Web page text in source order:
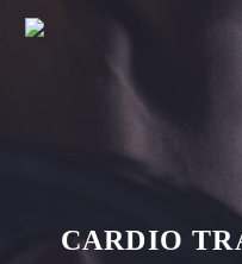
CARDIO